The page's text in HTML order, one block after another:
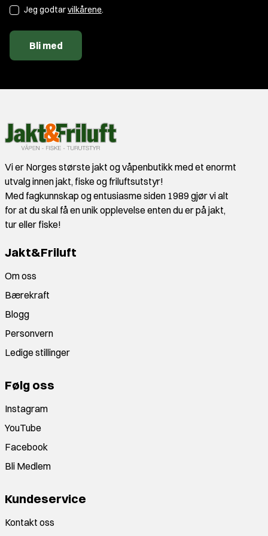
Jeg godtarvilkårene.
Bli med
Vi er Norges største jakt og våpenbutikk med et enormt
utvalg innen jakt, fiske og friluftsutstyr!
Med fagkunnskap og entusiasme siden 1989 gjør vi alt
for at du skal få en unik opplevelse enten du er på jakt,
tur eller fiske!
Jakt&Friluft
Om oss
Bærekraft
Blogg
Personvern
Ledige stillinger
Følg oss
Instagram
YouTube
Facebook
Bli Medlem
Kundeservice
Kontakt oss